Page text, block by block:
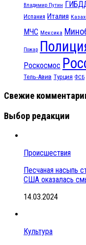
Владимир Путин
Испания Италия
МЧС Мексика
Пожар
Роскосмос
Тель-Авив Турция ФСБ
Свежие
Выбор редакции
Происшествия
Песчаная насыпь
США оказалась
14.03.2024
Культура